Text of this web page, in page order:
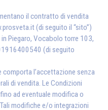
il contratto di vendita
(di seguito il “sito”)
Piegaro, Vocabolo torre 103,
(di seguito
l’accettazione senza
di vendita. Le Condizioni
ad eventuale modifica o
modifiche e/o integrazioni